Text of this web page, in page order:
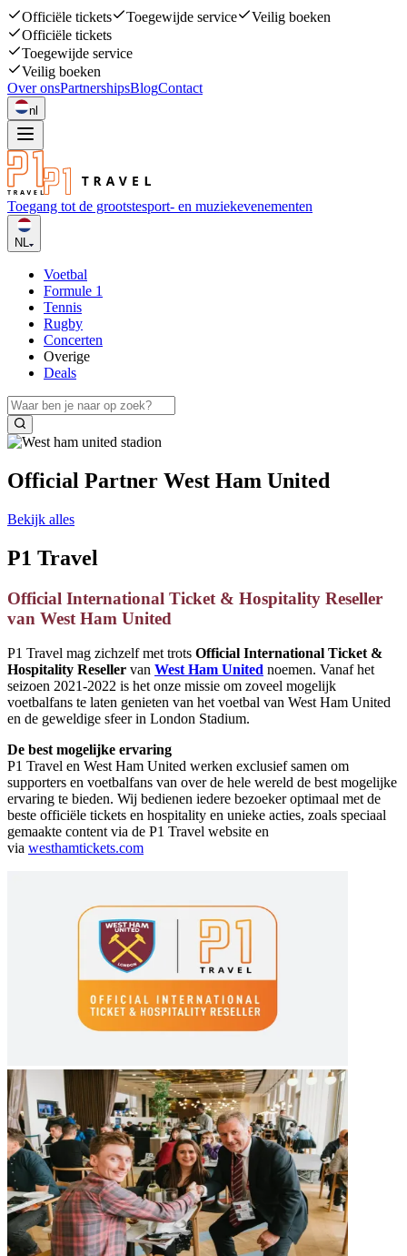
Officiële tickets Toegewijde service
Veilig boeken
Officiële tickets
Toegewijde service
Veilig boeken
Over onsPartnershipsBlogContact
nl
Toegang tot de grootstesport- en muziekevenementen
NL
Voetbal
Formule 1
Tennis
Rugby
Concerten
Overige
Deals
Official Partner West Ham United
Bekijk alles
P1 Travel
Official International Ticket & Hospitality Reseller
van West Ham United
P1 Travel mag zichzelf met trots Official International Ticket &
Hospitality Reseller van West Ham United noemen. Vanaf het
seizoen 2021-2022 is het onze missie om zoveel mogelijk
voetbalfans te laten genieten van het voetbal van West Ham United
en de geweldige sfeer in London Stadium.
De best mogelijke ervaring
P1 Travel en West Ham United werken exclusief samen om
supporters en voetbalfans van over de hele wereld de best mogelijke
ervaring te bieden. Wij bedienen iedere bezoeker optimaal met de
beste officiële tickets en hospitality en unieke acties, zoals speciaal
gemaakte content via de P1 Travel website en
via westhamtickets.com